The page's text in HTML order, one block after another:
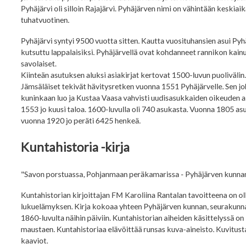
Pyhäjärvi oli silloin Rajajärvi. Pyhäjärven nimi on vähintään
tuhatvuotinen.
Pyhäjärvi syntyi 9500 vuotta sitten. Kautta vuosituhansien asui
kutsuttu lappalaisiksi. Pyhäjärvellä ovat kohdanneet rannikon
savolaiset.
Kiinteän asutuksen aluksi asiakirjat kertovat 1500-luvun
Jämsäläiset tekivät hävitysretken vuonna 1551 Pyhäjärvelle.
kuninkaan luo ja Kustaa Vaasa vahvisti uudisasukkaiden
1553 jo kuusi taloa. 1600-luvulla oli 740 asukasta. Vuonna 1805
vuonna 1920 jo peräti 6425 henkeä.
Kuntahistoria -kirja
"Savon porstuassa, Pohjanmaan peräkamarissa - Pyhäjärven
Kuntahistorian kirjoittajan FM Karoliina Rantalan tavoitteena on
lukuelämyksen. Kirja kokoaa yhteen Pyhäjärven kunnan,
1860-luvulta näihin päiviin. Kuntahistorian aiheiden käsittelyssä
maustaen. Kuntahistoriaa elävöittää runsas kuva-aineisto.
kaaviot.